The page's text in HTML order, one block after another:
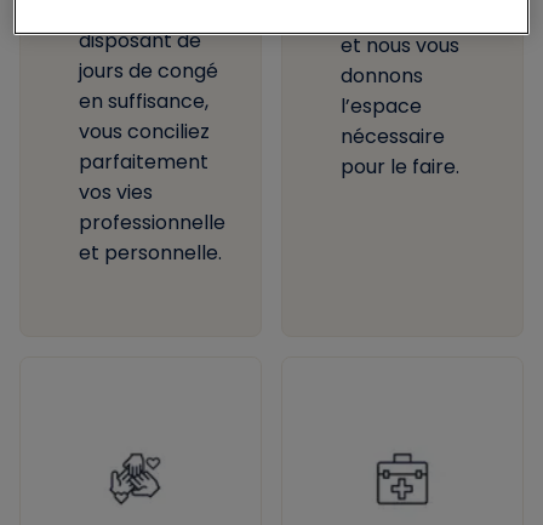
disposant de
jours de congé
en suffisance,
vous conciliez
parfaitement
vos vies
professionnelle
et personnelle.
et nous vous
donnons
l’espace
nécessaire
pour le faire.